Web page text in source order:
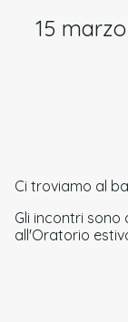
15
Ci troviamo al
Gli incontri
all'Oratorio